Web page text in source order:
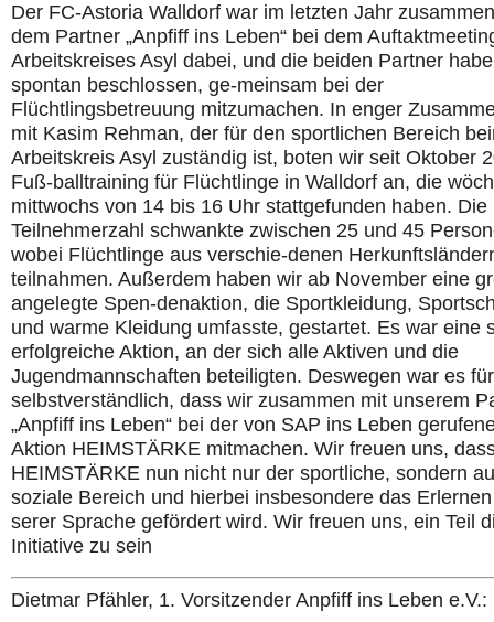
Der FC-Astoria Walldorf war im letzten Jahr
dem Partner „Anpfiff ins Leben“ bei dem
Arbeitskreises Asyl dabei, und die beiden Partner
spontan beschlossen, ge-meinsam bei der
Flüchtlingsbetreuung mitzumachen. In enger
mit Kasim Rehman, der für den sportlichen Bereich
Arbeitskreis Asyl zuständig ist, boten wir seit Oktober
Fuß-balltraining für Flüchtlinge in Walldorf an, die
mittwochs von 14 bis 16 Uhr stattgefunden haben. Die
Teilnehmerzahl schwankte zwischen 25 und 45
wobei Flüchtlinge aus verschie-denen
teilnahmen. Außerdem haben wir ab November eine
angelegte Spen-denaktion, die Sportkleidung,
und warme Kleidung umfasste, gestartet. Es war eine
erfolgreiche Aktion, an der sich alle Aktiven und die
Jugendmannschaften beteiligten. Deswegen war es
selbstverständlich, dass wir zusammen mit unserem
„Anpfiff ins Leben“ bei der von SAP ins Leben
Aktion HEIMSTÄRKE mitmachen. Wir freuen uns,
HEIMSTÄRKE nun nicht nur der sportliche, sondern
soziale Bereich und hierbei insbesondere das
serer Sprache gefördert wird. Wir freuen uns, ein Teil
Initiative zu sein
Dietmar Pfähler, 1. Vorsitzender Anpfiff ins Leben e.V.: